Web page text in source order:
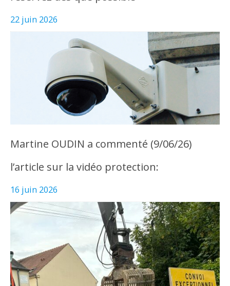
22 juin 2026
Martine OUDIN a commenté (9/06/26)
l’article sur la vidéo protection:
16 juin 2026